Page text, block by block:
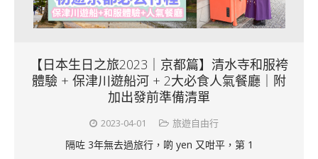
【日本生日之旅2023｜京都篇】清水寺和服袴
體驗 + 保津川遊船河 + 2大必食人氣餐廳｜附
加出發前準備清單
2023-04-01 旅遊自由行
隔咗 3年無去過旅行，啲 yen 又咁平，第 1